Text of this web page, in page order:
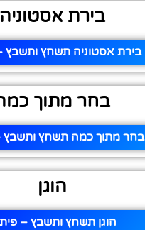
בירת אסטוניה
בירת אסטוניה תשחץ ותשבץ
בחר מתוך
בחר מתוך כמה תשחץ ותשבץ
הוגן
הוגן תשחץ ותשבץ –